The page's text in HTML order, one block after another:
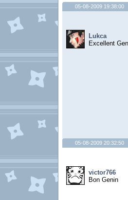
05-08-2009 19:38:00
Lukca
Excellent
05-08-2009 20:32:50
victor766
Bon Genin